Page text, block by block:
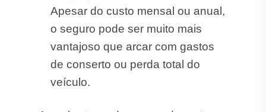
Apesar do custo mensal ou anual,
o seguro pode ser muito mais
vantajoso que arcar com gastos
de conserto ou perda total do
veículo.